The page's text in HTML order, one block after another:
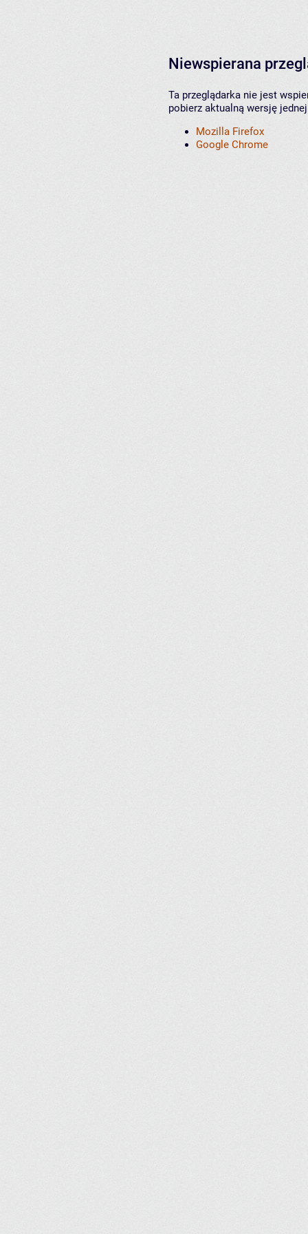
Niewspierana
Ta przeglądarka nie jest
pobierz aktualną wersję
Mozilla Firefox
Google Chrome